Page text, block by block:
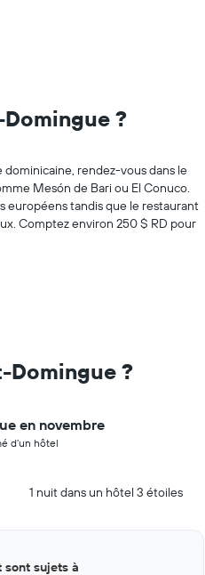
?
rendez-vous dans le
Mesón de Bari ou El Conuco.
européens tandis que le restaurant
Comptez environ 250 $ RD pour
Domingue ?
en novembre
d’un hôtel
1 nuit dans un hôtel 3 étoiles
sont sujets à